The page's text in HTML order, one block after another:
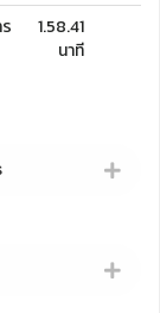
1.58.41
นาที